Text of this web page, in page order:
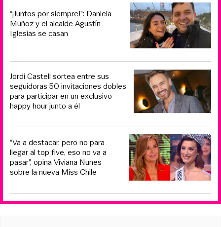
“¡Juntos por siempre!”: Daniela
Muñoz y el alcalde Agustín
Iglesias se casan
Jordi Castell sortea entre sus
seguidoras 50 invitaciones dobles
para participar en un exclusivo
happy hour junto a él
“Va a destacar, pero no para
llegar al top five, eso no va a
pasar”, opina Viviana Nunes
sobre la nueva Miss Chile